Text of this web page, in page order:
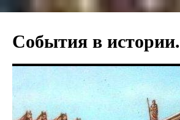
содержимому
События в истории.